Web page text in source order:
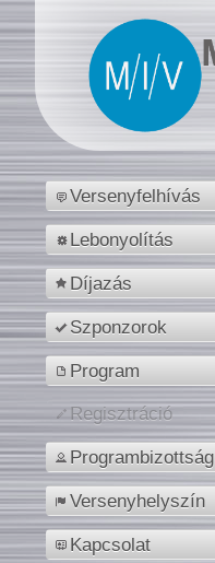
Versenyfelhívás
Lebonyolítás
Díjazás
Szponzorok
Program
Regisztráció
Programbizottság
Versenyhelyszín
Kapcsolat